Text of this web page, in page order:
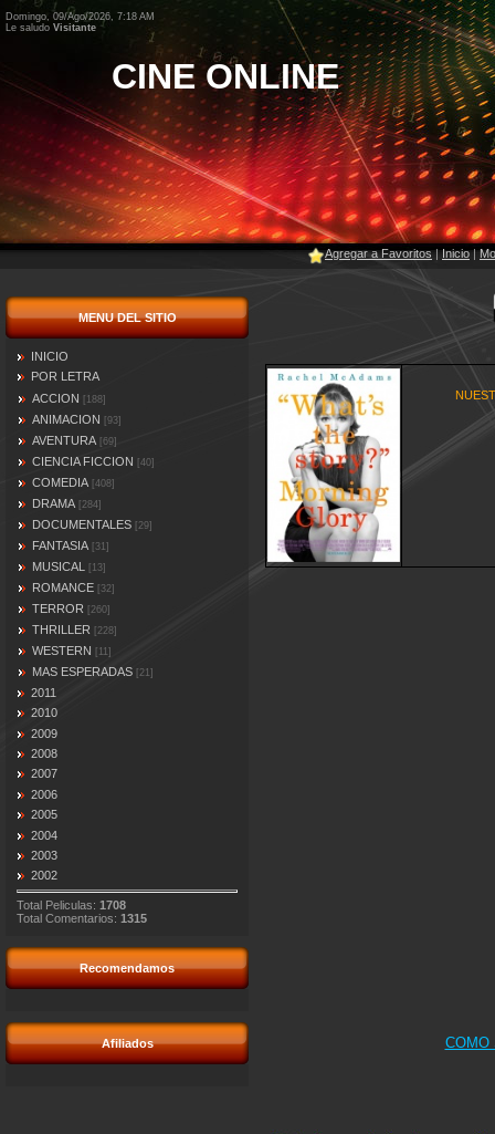
Domingo, 09/Ago/2026, 7:18 AM
Le saludo Visitante
CINE ONLINE
Agregar a Favoritos|Inicio|
MENU DEL SITIO
INICIO
POR LETRA
ACCION
[188]
ANIMACION [93]
AVENTURA [69]
CIENCIA FICCION [40]
COMEDIA [408]
DRAMA [284]
DOCUMENTALES [29]
FANTASIA [31]
MUSICAL [13]
ROMANCE [32]
TERROR [260]
THRILLER [228]
WESTERN [11]
MAS ESPERADAS [21]
2011
2010
2009
2008
2007
2006
2005
2004
2003
2002
Total Peliculas: 1708
Total Comentarios: 1315
Recomendamos
Afiliados COMO